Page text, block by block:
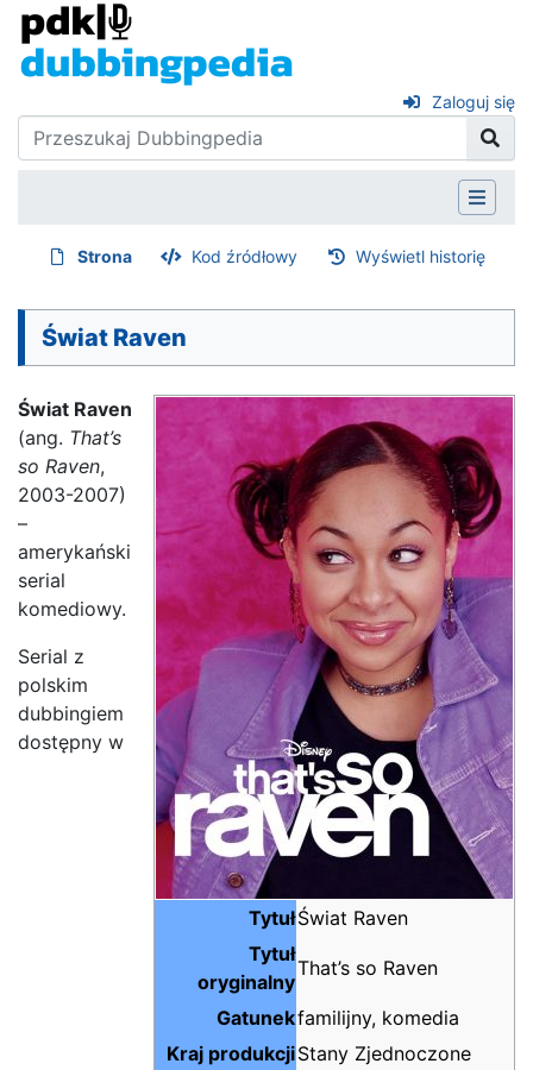
Zaloguj się
Strona Kod źródłowy Wyświetl historię
Świat Raven
TytułŚwiat Raven
Tytuł
oryginalny
That’s so Raven
Gatunekfamilijny, komedia
Kraj produkcjiStany Zjednoczone
Świat Raven
(ang. That’s
so Raven,
2003-2007)
–
amerykański
serial
komediowy.
Serial z
polskim
dubbingiem
dostępny w